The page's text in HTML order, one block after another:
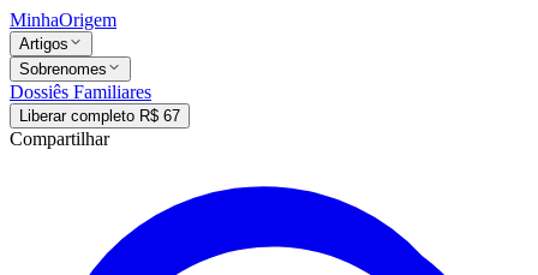
MinhaOrigem
Artigos
Sobrenomes
Dossiês Familiares
Liberar completo R$ 67
Compartilhar